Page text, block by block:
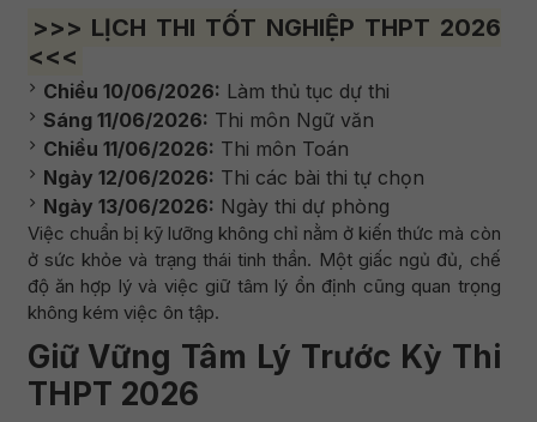
>>> LỊCH THI TỐT NGHIỆP THPT 2026
<<<
Chiều 10/06/2026: Làm thủ tục dự thi
Sáng 11/06/2026: Thi môn Ngữ văn
Chiều 11/06/2026: Thi môn Toán
Ngày 12/06/2026: Thi các bài thi tự chọn
Ngày 13/06/2026: Ngày thi dự phòng
Việc chuẩn bị kỹ lưỡng không chỉ nằm ở kiến thức mà còn
ở sức khỏe và trạng thái tinh thần. Một giấc ngủ đủ, chế
độ ăn hợp lý và việc giữ tâm lý ổn định cũng quan trọng
không kém việc ôn tập.
Giữ Vững Tâm Lý Trước Kỳ Thi
THPT 2026